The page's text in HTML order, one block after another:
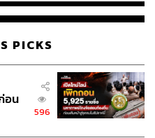
กรรม Quantificare LifeViz
ที่ปกติจะใช้ใน
ผิวโดยเฉพาะ แต่เรานำมา
ในทุกมิติ เป็นการสร้างภาพ
ราะห์ปัญหาได้ครบทั้ง 5 มิติ
), Facial Contouring (โครง
PICKS
อน
596